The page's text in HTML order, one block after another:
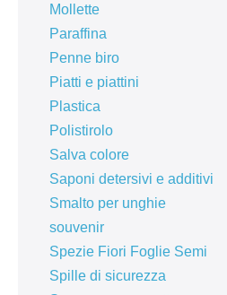
Mollette
Paraffina
Penne biro
Piatti e piattini
Plastica
Polistirolo
Salva colore
Saponi detersivi e additivi
Smalto per unghie
souvenir
Spezie Fiori Foglie Semi
Spille di sicurezza